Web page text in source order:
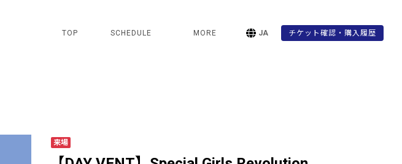
TOP SCHEDULE MORE JA チケット確認・購入履歴
来場